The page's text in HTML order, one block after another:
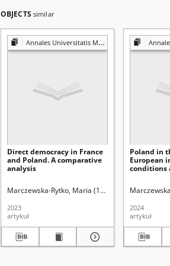
OBJECTS similar
Annales Universitatis Mariae Curie-Skłodowska. Sectio K, Politologia
Direct democracy in France
and Poland. A comparative
analysis
Marczewska-Rytko, Maria (1962- )
2023
artykuł
Annales
Poland in
European
conditions
2024
artykuł